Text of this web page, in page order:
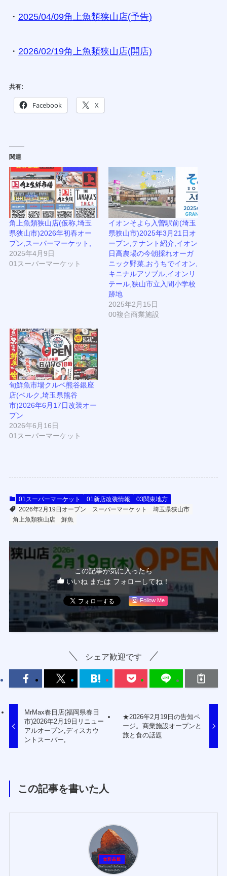
・ 2025/04/09⾓上⿂類狭⼭店(予告)
・ 2026/02/19角上魚類狭山店(開店)
共有:
Facebook X
関連
⾓上⿂類狭⼭店(仮称,埼⽟
県狭⼭市)2026年初春オー
プン,スーパーマーケット,
2025年4月9日
01スーパーマーケット
イオンそよら入曽駅前(埼玉
県狭山市)2025年3月21日オ
ープン,テナント紹介,イオン
日高農場の今朝採れオーガ
ニック野菜,おうちでイオン,
キニナルアソブル,イオンリ
テール,狭山市立入間小学校
跡地
2025年2月15日
00複合商業施設
旬鮮魚市場クルベ熊谷銀座
店(ベルク,埼玉県熊谷
市)2026年6月17日改装オー
プン
2026年6月16日
01スーパーマーケット
01スーパーマーケット 01新店改装情報
03関東地方
2026年2月19日オープン
スーパーマーケット
埼⽟県狭⼭市
角上魚類狭山店
鮮魚
この記事が気に入ったら
いいね または フォローしてね！
Follow Me
シェア歓迎です
MrMax春日店(福岡県春日
市)2026年2月19日リニュー
アルオープン,ディスカウ
ントスーパー,
★2026年2月19日の告知ペ
ージ。商業施設オープンと
旅と食の話題
この記事を書いた人